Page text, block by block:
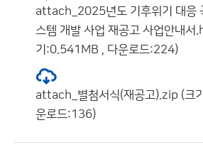
attach_2025년도 기후위기 대응
스템 개발 사업 재공고 사업안내서
기:0.541MB , 다운로드:224)
attach_별첨서식(재공고).zip (크
운로드:136)